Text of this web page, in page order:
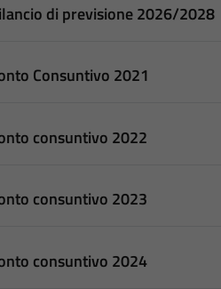
di previsione 2026/2028
Consuntivo 2021
consuntivo 2022
consuntivo 2023
consuntivo 2024